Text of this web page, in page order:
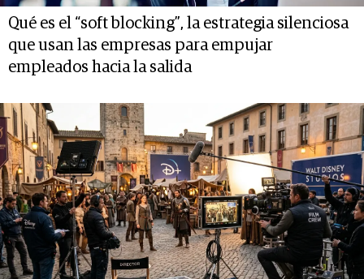
Qué es el “soft blocking”, la estrategia silenciosa
que usan las empresas para empujar
empleados hacia la salida